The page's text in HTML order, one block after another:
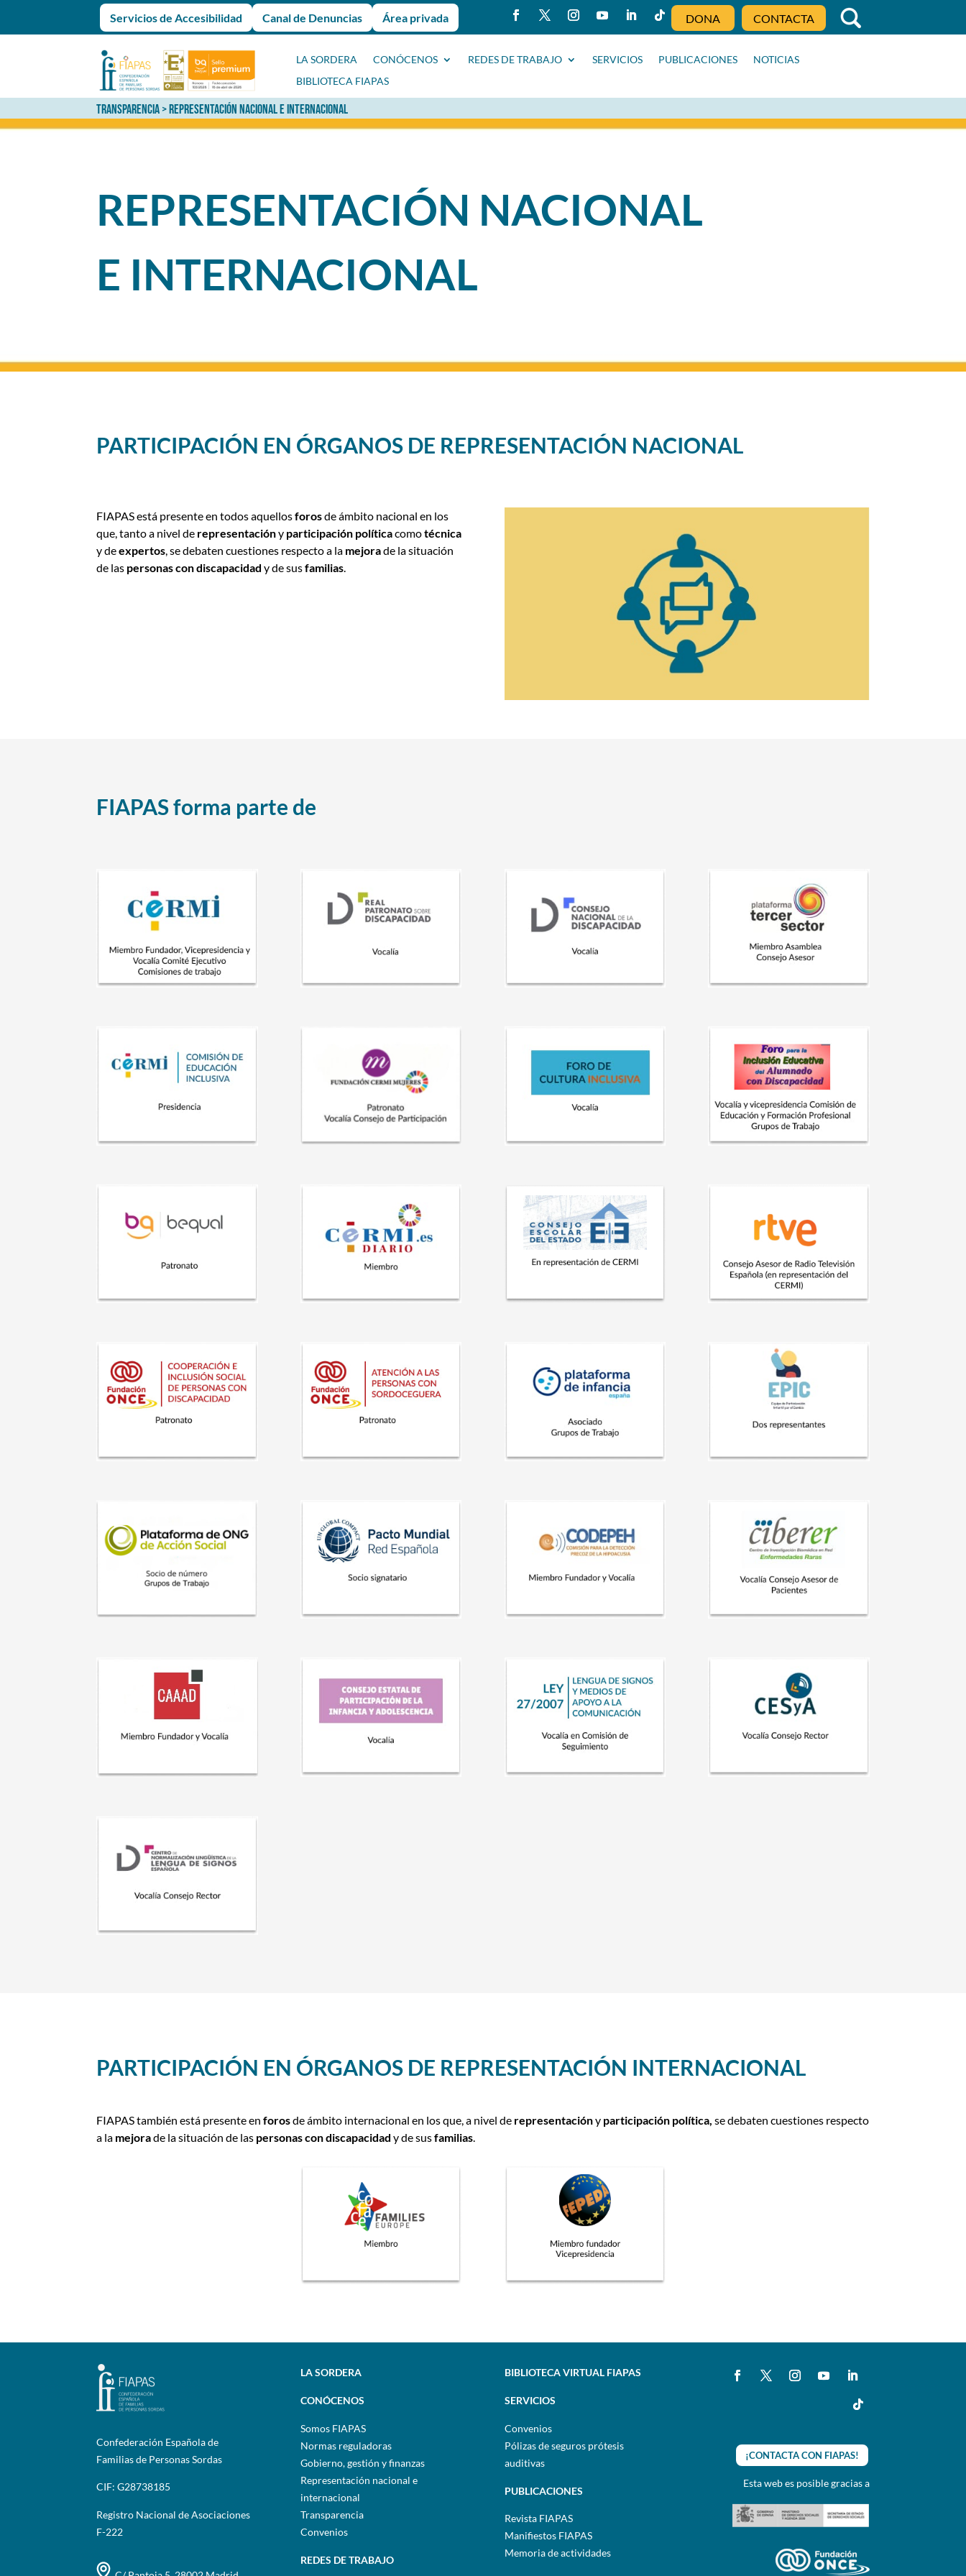
Servicios de Accesibilidad Canal de Denuncias Área privada DONA CONTACTA
LA SORDERA CONÓCENOS REDES DE TRABAJO SERVICIOS PUBLICACIONES
NOTICIAS
BIBLIOTECA FIAPAS
TRANSPARENCIA> REPRESENTACIÓN NACIONAL E INTERNACIONAL
REPRESENTACIÓN NACIONAL
E INTERNACIONAL
PARTICIPACIÓN EN ÓRGANOS DE REPRESENTACIÓN NACIONAL
FIAPAS está presente en todos aquellosforosde ámbito nacional en los
que, tanto a nivel de representacióny participación políticacomotécnica
y deexpertos, se debaten cuestiones respecto a la mejorade la situación
de las personas con discapacidad y de susfamilias.
FIAPAS forma parte de
PARTICIPACIÓN EN ÓRGANOS DE REPRESENTACIÓN INTERNACIONAL
FIAPAS también está presente enforosde ámbito internacional en los que, a nivel de representacióny participación política, se debaten cuestiones respecto
a la mejorade la situación de las personas con discapacidad y de susfamilias.
Confederación Española de
Familias de Personas Sordas
CIF: G28738185
Registro Nacional de Asociaciones
F-222
LA SORDERA
CONÓCENOS
Somos FIAPAS
Normas reguladoras
Gobierno, gestión y finanzas
Representación nacional e
internacional
Transparencia
Convenios
REDES DE TRABAJO
BIBLIOTECA VIRTUAL FIAPAS
SERVICIOS
Convenios
Pólizas de seguros prótesis
auditivas
PUBLICACIONES
Revista FIAPAS
Manifiestos FIAPAS
Memoria de actividades
¡CONTACTA CON FIAPAS!
Esta web es posible gracias a